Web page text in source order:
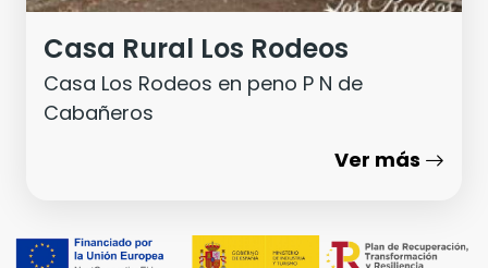
Casa Rural Los Rodeos
Casa Los Rodeos en peno P N de
Cabañeros
Ver más